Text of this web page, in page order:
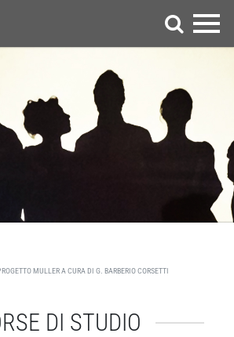
MULLER A CURA DI G. BARBERIO CORSETTI
DI STUDIO